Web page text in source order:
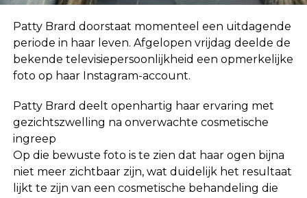
over mij die helemaal niet waar zijn, dus ik neem
niet klakkeloos alles aan wat ik via via hoor.”
Patty Brard doorstaat momenteel een uitdagende
periode in haar leven. Afgelopen vrijdag deelde de
bekende televisiepersoonlijkheid een opmerkelijke
foto op haar Instagram-account.
Patty Brard deelt openhartig haar ervaring met
gezichtszwelling na onverwachte cosmetische
ingreep
Op die bewuste foto is te zien dat haar ogen bijna
niet meer zichtbaar zijn, wat duidelijk het resultaat
lijkt te zijn van een cosmetische behandeling die